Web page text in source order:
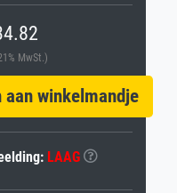
MwSt.)
winkelmandje
LAAG